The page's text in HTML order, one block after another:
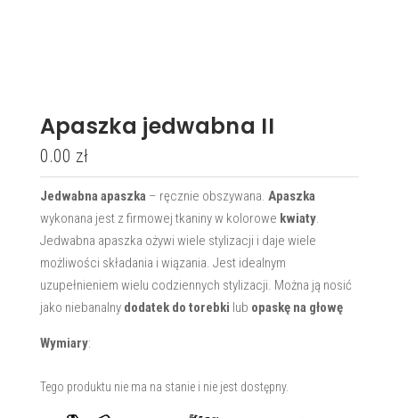
Apaszka jedwabna II
0.00 zł
Jedwabna apaszka– ręcznie obszywana. Apaszka
wykonana jest z firmowej tkaniny w kolorowe kwiaty.
Jedwabna apaszka ożywi wiele stylizacji i daje wiele
możliwości składania i wiązania. Jest idealnym
uzupełnieniem wielu codziennych stylizacji. Można ją nosić
jako niebanalny dodatek do torebki lub opaskę na głowę
Wymiary:
Tego produktu nie ma na stanie i nie jest dostępny.